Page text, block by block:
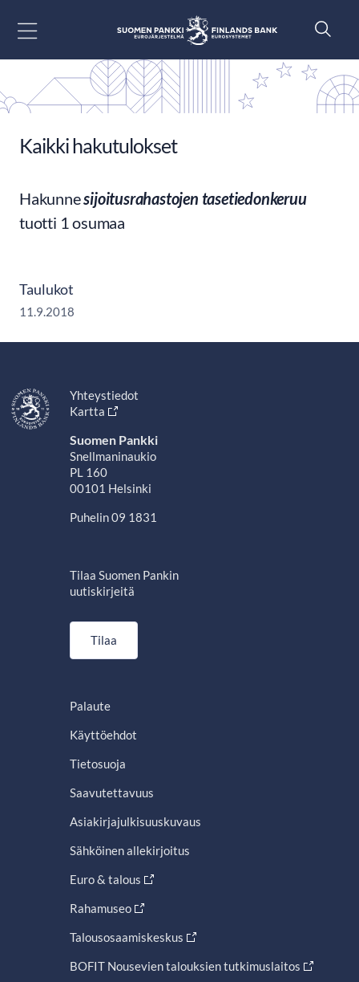
Kaikki hakutulokset
Hakunnesijoitusrahastojen tasetiedonkeruu
tuotti 1 osumaa
Taulukot
11.9.2018
Yhteystiedot
Kartta
Suomen Pankki
Snellmaninaukio
PL 160
00101 Helsinki
Puhelin 09 1831
Tilaa Suomen Pankin
uutiskirjeitä
Tilaa
Palaute
Käyttöehdot
Tietosuoja
Saavutettavuus
Asiakirjajulkisuuskuvaus
Sähköinen allekirjoitus
Euro & talous
Rahamuseo
Talousosaamiskeskus
BOFIT Nousevien talouksien tutkimuslaitos